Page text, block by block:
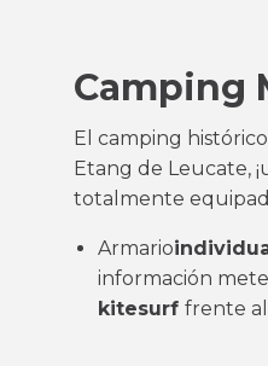
Camping
El camping
Etang de Leucate,
totalmente
Armario
información
kitesurf frente al